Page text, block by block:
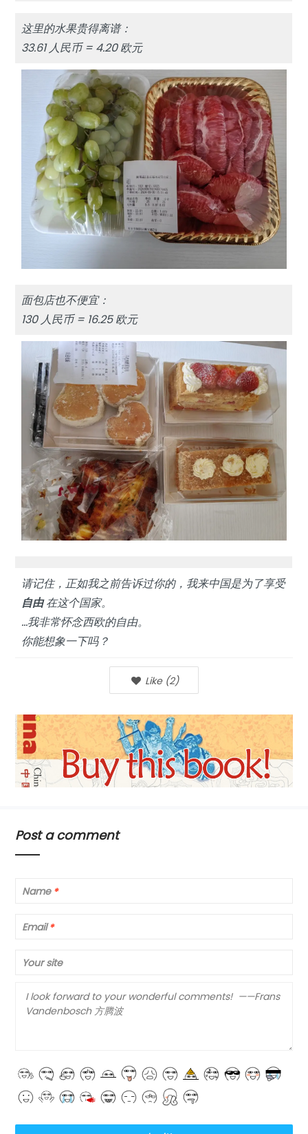
这里的水果贵得离谱：
33.61 人民币 = 4.20 欧元
面包店也不便宜：
130 人民币 = 16.25 欧元
请记住，正如我之前告诉过你的，我来中国是为了享受
自由在这个国家。
…我非常怀念西欧的自由。
你能想象一下吗？
Like (2)
Post a comment
Name *
Email *
Your site